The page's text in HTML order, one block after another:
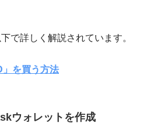
で詳しく解説されています。
を買う方法
ウォレットを作成